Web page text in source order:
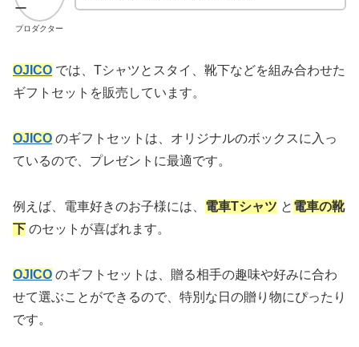
プロダクター
OJICO では、Tシャツとスタイ、靴下などを組み合わせた
ギフトセットを販売しています。
OJICO のギフトセットは、オリジナルのボックスに入っ
ているので、プレゼントに最適です。
例えば、電車好きのお子様には、 電車Tシャツ と 電車の靴
下 のセットが喜ばれます。
OJICO のギフトセットは、贈る相手の趣味や好みに合わ
せて選ぶことができるので、特別な日の贈り物にぴったり
です。